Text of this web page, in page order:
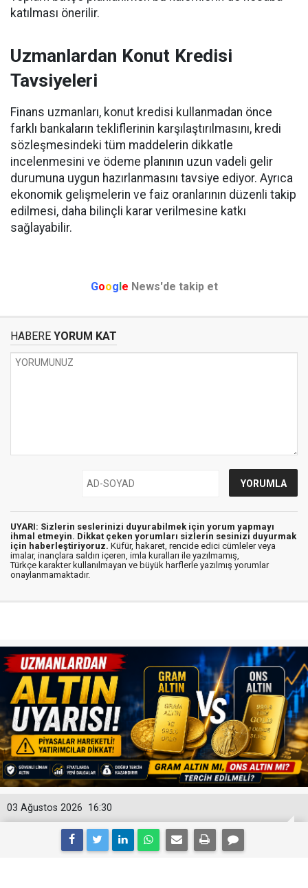
katılması önerilir.
Uzmanlardan Konut Kredisi
Tavsiyeleri
Finans uzmanları, konut kredisi kullanmadan önce
farklı bankaların tekliflerinin karşılaştırılmasını, kredi
sözleşmesindeki tüm maddelerin dikkatle
incelenmesini ve ödeme planının uzun vadeli gelir
durumuna uygun hazırlanmasını tavsiye ediyor. Ayrıca
ekonomik gelişmelerin ve faiz oranlarının düzenli takip
edilmesi, daha bilinçli karar verilmesine katkı
sağlayabilir.
Goog e News'de takip et
HABERE YORUM KAT
UYARI: Sizlerin seslerinizi duyurabilmek için yorum yapmayı
ihmal etmeyin. Dikkat çeken yorumları sizlerin sesinizi duyurmak
için haberleştiriyoruz. Küfür, hakaret, rencide edici cümleler veya
imalar, inançlara saldırı içeren, imla kuralları ile yazılmamış,
Türkçe karakter kullanılmayan ve büyük harflerle yazılmış yorumlar
onaylanmamaktadır.
16:30
03 Ağustos 2026